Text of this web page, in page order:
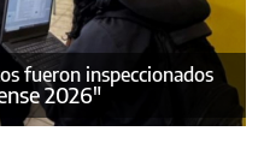
fueron inspeccionados
2026"